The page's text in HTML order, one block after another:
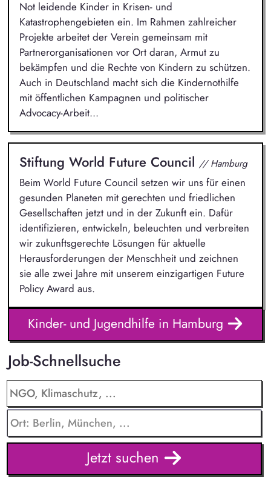
Not leidende Kinder in Krisen- und
Katastrophengebieten ein. Im Rahmen zahlreicher
Projekte arbeitet der Verein gemeinsam mit
Partnerorganisationen vor Ort daran, Armut zu
bekämpfen und die Rechte von Kindern zu schützen.
Auch in Deutschland macht sich die Kindernothilfe
mit öffentlichen Kampagnen und politischer
Advocacy-Arbeit...
Stiftung World Future Council // Hamburg
Beim World Future Council setzen wir uns für einen
gesunden Planeten mit gerechten und friedlichen
Gesellschaften jetzt und in der Zukunft ein. Dafür
identifizieren, entwickeln, beleuchten und verbreiten
wir zukunftsgerechte Lösungen für aktuelle
Herausforderungen der Menschheit und zeichnen
sie alle zwei Jahre mit unserem einzigartigen Future
Policy Award aus.
Kinder- und Jugendhilfe in Hamburg
Job-Schnellsuche
Jetzt suchen